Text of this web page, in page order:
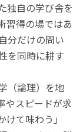
独自の学び舎を
習得の場ではあ
分だけの問い
を同時に耕す
（論理）を地
やスピードが求
て味わう」